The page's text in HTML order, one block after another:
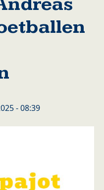
- 08:39